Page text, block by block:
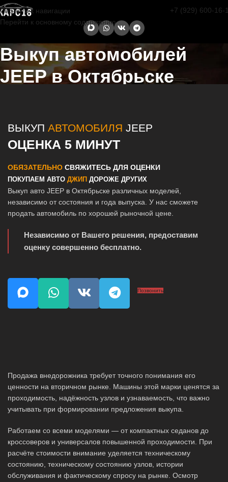
Перейти к навигации
Перейти к основному содержанию
+7 (929) 600-16-
Выкуп автомобилей
JEEP в Октябрьске
ВЫКУП АВТОМОБИЛЯ JEEP
ОЦЕНКА 5 МИНУТ
ОБЯЗАТЕЛЬНО СВЯЖИТЕСЬ ДЛЯ ОЦЕНКИ
ПОКУПАЕМ АВТО ДЖИП ДОРОЖЕ ДРУГИХ
Выкуп авто JEEP в Октябрьске различных моделей,
независимо от состояния и года выпуска. У нас сможете
продать автомобиль по хорошей рыночной цене.
Независимо от Вашего решения, предоставим
оценку совершенно бесплатно.
Позвонить
Продажа внедорожника требует точного понимания его
ценности на вторичном рынке. Машины этой марки ценятся за
проходимость, надёжность узлов и узнаваемость, что важно
учитывать при формировании предложения выкупа.
Работаем со всеми моделями — от компактных седанов до
кроссоверов и универсалов повышенной проходимости. При
расчёте стоимости внимание уделяется техническому
состоянию, техническому состоянию узлов, истории
обслуживания и фактическому спросу на рынке. Осмотр